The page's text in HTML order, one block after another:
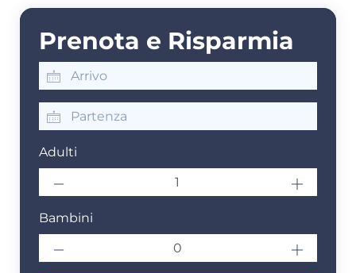
Prenota e Risparmia
Adulti
Bambini